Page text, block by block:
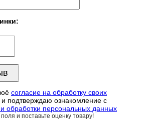
согласие на обработку своих
и подтверждаю ознакомление с
обработки персональных данных
и поставьте оценку товару!